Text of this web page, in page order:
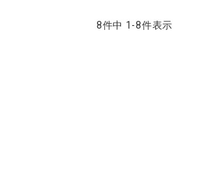
8件中 1 -8件表示